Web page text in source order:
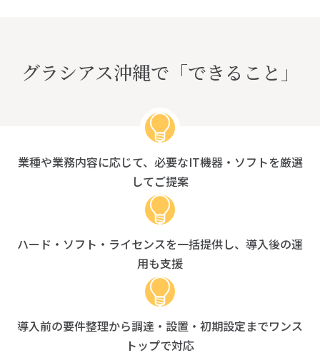
グラシアス沖縄で「できること」
業種や業務内容に応じて、必要なIT機器・ソフトを厳選
してご提案
ハード・ソフト・ライセンスを一括提供し、導入後の運
用も支援
導入前の要件整理から調達・設置・初期設定までワンス
トップで対応